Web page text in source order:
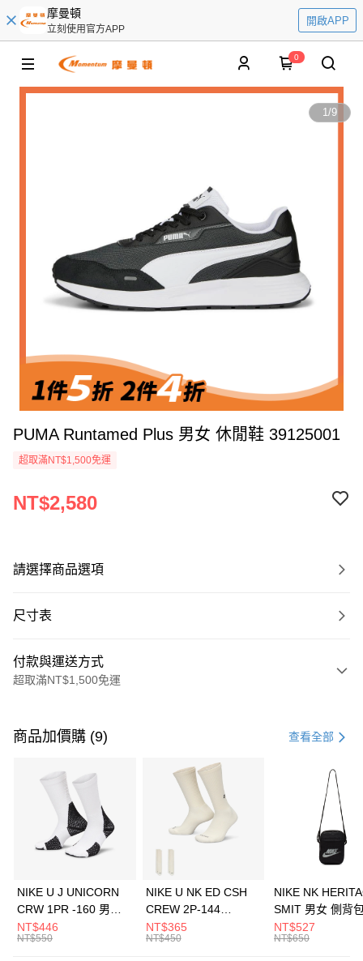
摩曼頓
立刻使用官方APP
開啟APP
0
1/9
PUMA Runtamed Plus 男女 休閒鞋 39125001
超取滿NT$1,500免運
NT$2,580
請選擇商品選項
尺寸表
付款與運送方式
超取滿NT$1,500免運
信用卡一次付款
3 期 0 利率 每期 21家銀行
合作金庫商業銀行
第一商業銀行
華南商業銀行
彰化商業銀行
上海商業儲蓄銀行
元大商業銀行
Apple Pay
全盈+PAY
AFTEE先享後付
商品加價購 (9) 查看全部
NIKE U J UNICORN
CRW 1PR -160 男女
中統襪 FZ3393100
NT$446
NT$550
NIKE U NK ED CSH
CREW 2P-144
EMBRDY 男女 短統襪
FZ3073133
NT$365
NT$450
NIKE NK
SMIT 男女 側背
BA5871010
NT$527
NT$650